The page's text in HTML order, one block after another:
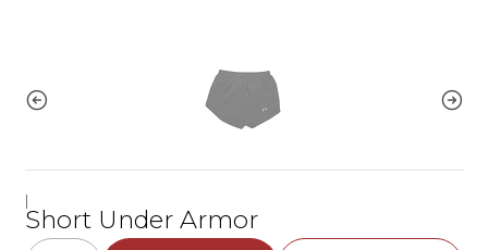
Short Under Armor